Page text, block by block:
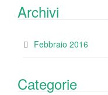
Archivi
Febbraio 2016
Categorie